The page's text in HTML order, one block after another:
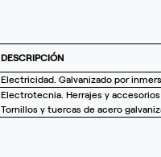
DESCRIPCIÓN
Electricidad. Galvanizado por
Electrotecnia. Herrajes y
Tornillos y tuercas de acero